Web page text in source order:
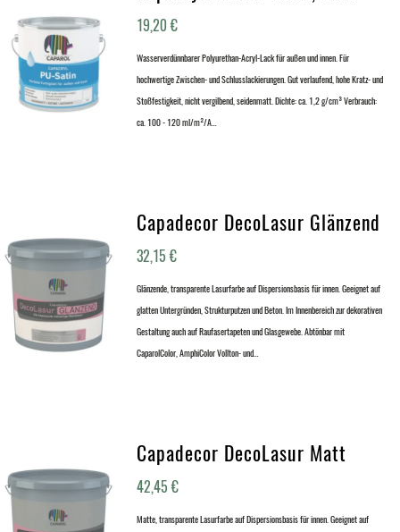
19,20€
Wasserverdünnbarer Polyurethan-Acryl-Lack für außen und innen. Für
hochwertige Zwischen- und Schlusslackierungen. Gut verlaufend, hohe Kratz- und
Stoßfestigkeit, nicht vergilbend, seidenmatt. Dichte: ca. 1,2 g/cm³ Verbrauch:
ca. 100 - 120 ml/m²/A…
Capadecor DecoLasur Glänzend
32,15€
Glänzende, transparente Lasurfarbe auf Dispersionsbasis für innen. Geeignet auf
glatten Untergründen, Strukturputzen und Beton. Im Innenbereich zur dekorativen
Gestaltung auch auf Raufasertapeten und Glasgewebe. Abtönbar mit
CaparolColor, AmphiColor Vollton- und…
Capadecor DecoLasur Matt
42,45€
Matte, transparente Lasurfarbe auf Dispersionsbasis für innen. Geeignet auf